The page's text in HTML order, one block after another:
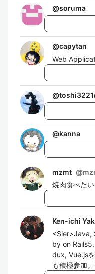
@soruma
@capytan
Web
@
@kanna
mzmt @
焼肉食べたい
Ken-ichi
<Sier>Java,
by on
dux, Vue.js
も積極参加